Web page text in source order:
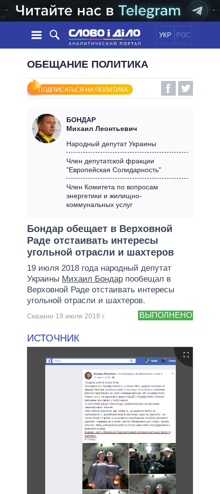
УКР РОС
НОВОСТИ
ЛЕНТА
СОБЫТИЯ
СТАТЬИ
МНЕНИЯ
ОБЗОРЫ
ДАЙДЖЕСТЫ
ПОЛИТИКА
ЭКОНОМИКА
МИР
ОБЕЩАНИЯ
ВСЕ ПОЛИТИКИ
ПРЕЗИДЕНТ И ОФИС
КАБИНЕТ МИНИСТРОВ
ГЛАВЫ ОБЛАДМИНИСТРАЦИЙ
ИНФОГРАФИКА
ВИДЕО
ПОДДЕРЖАТЬ
СРАВНЕНИЕ ПОЛИТИКОВ
ОБЕЩАНИЕ ПОЛИТИКА
ПОДПИСАТЬСЯ НА ПОЛИТИКА
БОНДАР
Михаил Леонтьевич
Народный депутат Украины
Член депутатской фракции
"Европейская Солидарность"
Член Комитета по вопросам
энергетики и жилищно-
коммунальных услуг
Бондар обещает в Верховной
Раде отстаивать интересы
угольной отрасли и шахтеров
19 июля 2018 года народный депутат
Украины Михаил Бондар пообещал в
Верховной Раде отстаивать интересы
угольной отрасли и шахтеров.
ВЫПОЛНЕНО
Сказано 19 июля 2018 г.
ИСТОЧНИК